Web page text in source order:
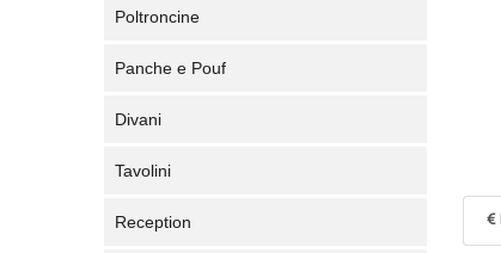
Poltroncine
Panche e Pouf
Divani
Tavolini
Reception